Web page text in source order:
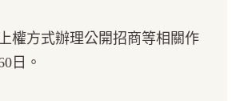
權方式辦理公開招商等相關作
日。